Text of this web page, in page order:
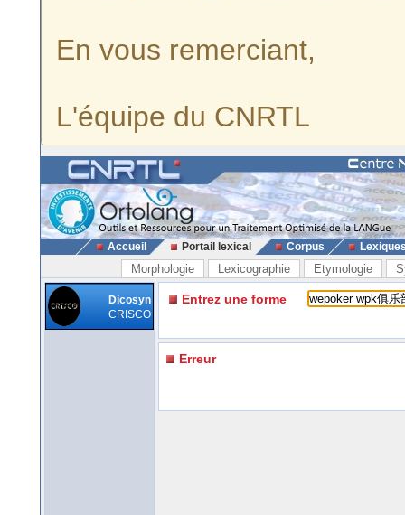
En vous remerciant,
L'équipe du CNRTL
Accueil Portail lexical Corpus
Morphologie Lexicographie Etymologie
Dicosyn
CRISCO
Entrez une forme
Erreur